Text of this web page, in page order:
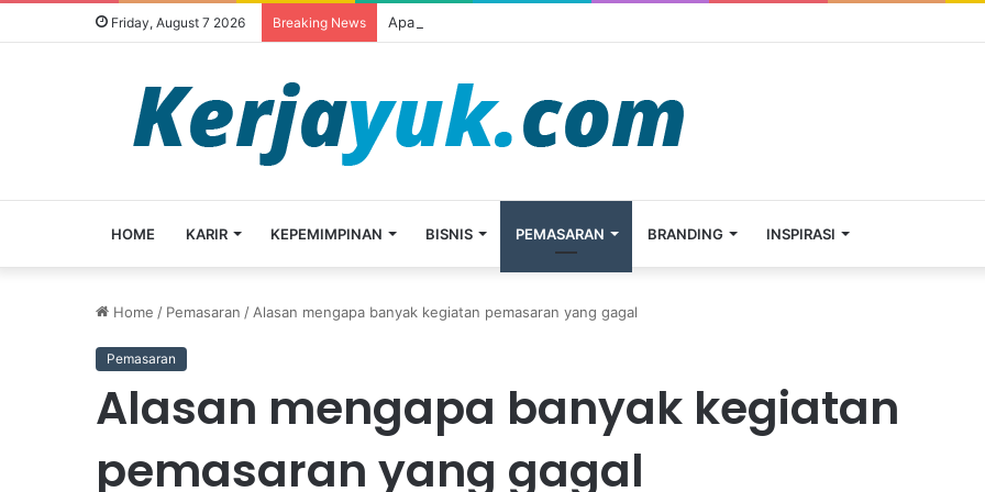
Friday, August 7 2026 Breaking News Apa itu outsourcing?
HOME KARIR KEPEMIMPINAN BISNIS PEMASARAN BRANDING INSPIRASI
Home / Pemasaran / Alasan mengapa banyak kegiatan pemasaran yang gagal
Pemasaran
Alasan mengapa banyak kegiatan
pemasaran yang gagal